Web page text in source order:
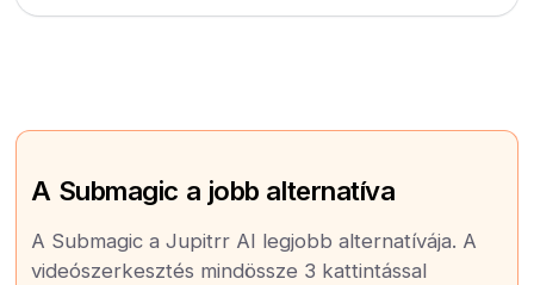
A Submagic a jobb alternatíva
A Submagic a Jupitrr AI legjobb alternatívája. A
videószerkesztés mindössze 3 kattintással